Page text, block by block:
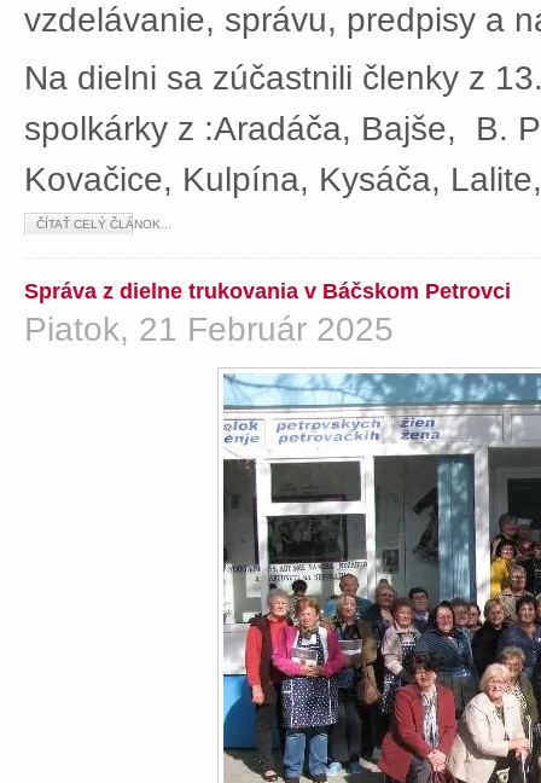
vzdelávanie, správu, predpisy a
Na dielni sa zúčastnili členky z
spolkárky z :Aradáča, Bajše, B.
Kovačice, Kulpína, Kysáča,
ČÍTAŤ CELÝ ČLÁNOK...
Správa z dielne trukovania v Báčskom Petrovci
Piatok, 21 Február 2025